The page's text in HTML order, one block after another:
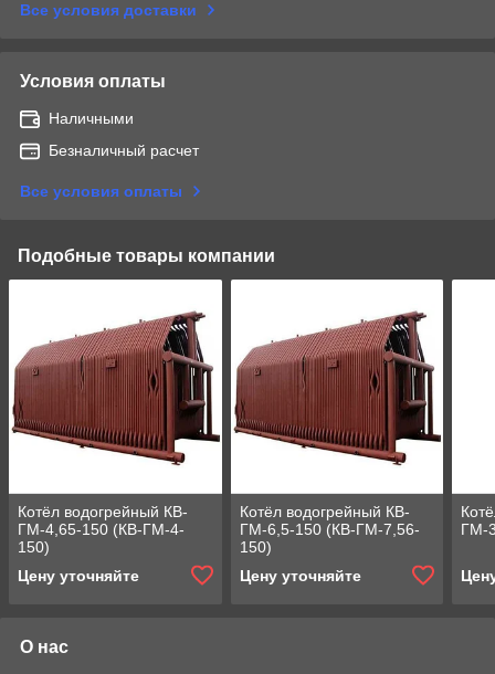
Все условия доставки
Условия оплаты
Наличными
Безналичный расчет
Все условия оплаты
Подобные товары компании
Котёл водогрейный КВ-
ГМ-4,65-150 (КВ-ГМ-4-
150)
Цену уточняйте
Котёл водогрейный КВ-
ГМ-6,5-150 (КВ-ГМ-7,56-
150)
Цену уточняйте
ГМ-
О нас